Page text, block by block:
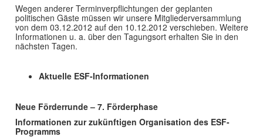
Wegen anderer Terminverpflichtungen der geplanten
politischen Gäste müssen wir unsere Mitgliederversammlung
von dem 03.12.2012 auf den 10.12.2012 verschieben. Weitere
Informationen u. a. über den Tagungsort erhalten Sie in den
nächsten Tagen.
Aktuelle ESF-Informationen
Neue Förderrunde – 7. Förderphase
Informationen zur zukünftigen Organisation des ESF-
Programms